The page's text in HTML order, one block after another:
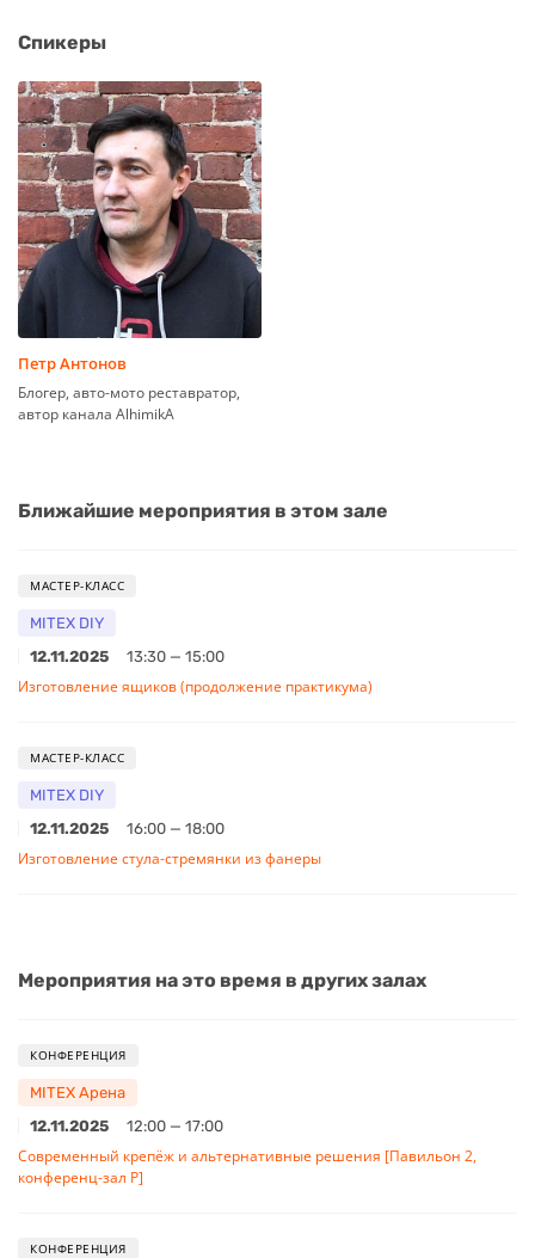
Спикеры
Петр Антонов
Блогер, авто-мото реставратор,
автор канала AlhimikA
Ближайшие мероприятия в этом зале
МАСТЕР-КЛАСС
MITEX DIY
12.11.2025
13:30 — 15:00
Изготовление ящиков (продолжение практикума)
МАСТЕР-КЛАСС
MITEX DIY
12.11.2025
16:00 — 18:00
Изготовление стула-стремянки из фанеры
Мероприятия на это время в других залах
КОНФЕРЕНЦИЯ
MITEX Арена
12.11.2025
12:00 — 17:00
Современный крепёж и альтернативные решения [Павильон 2,
конференц-зал Р]
КОНФЕРЕНЦИЯ